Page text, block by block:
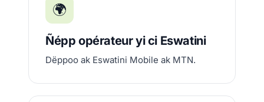
🌍
Ñépp opérateur yi ci Eswatini
Dëppoo ak Eswatini Mobile ak MTN.